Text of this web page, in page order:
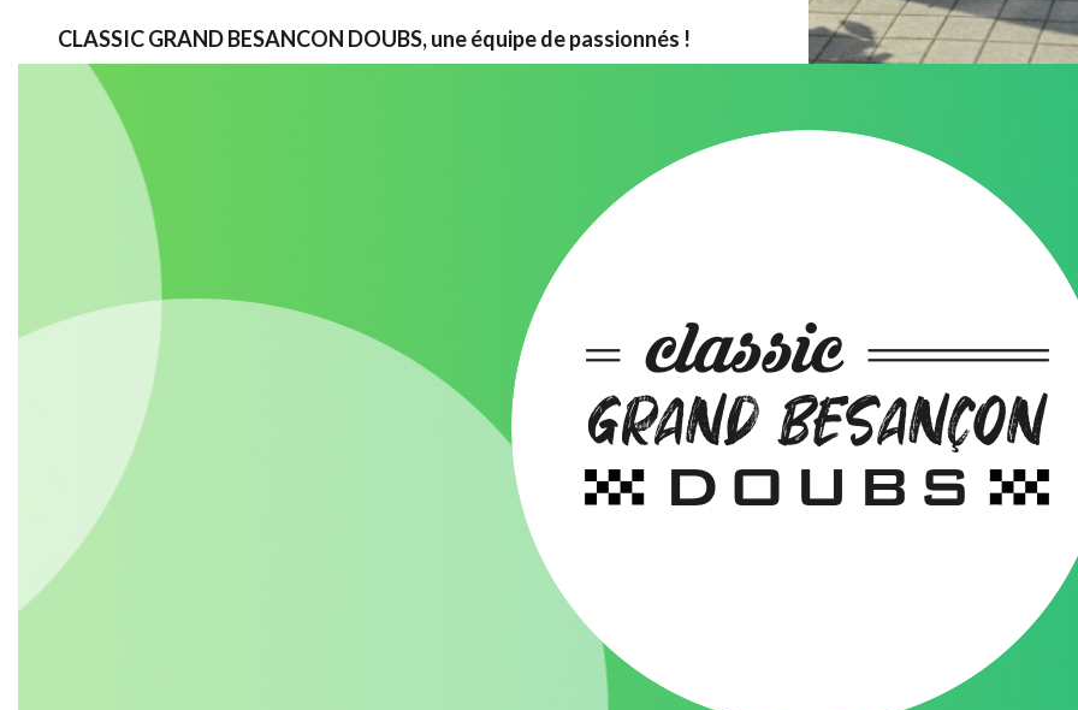
CLASSIC GRAND BESANCON DOUBS, une équipe de passionnés !